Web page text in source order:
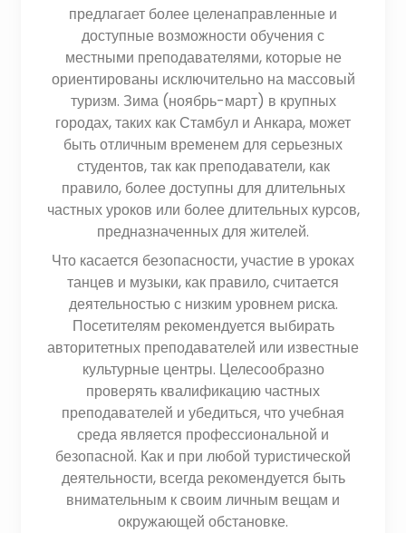
предлагает более целенаправленные и
доступные возможности обучения с
местными преподавателями, которые не
ориентированы исключительно на массовый
туризм. Зима (ноябрь-март) в крупных
городах, таких как Стамбул и Анкара, может
быть отличным временем для серьезных
студентов, так как преподаватели, как
правило, более доступны для длительных
частных уроков или более длительных курсов,
предназначенных для жителей.
Что касается безопасности, участие в уроках
танцев и музыки, как правило, считается
деятельностью с низким уровнем риска.
Посетителям рекомендуется выбирать
авторитетных преподавателей или известные
культурные центры. Целесообразно
проверять квалификацию частных
преподавателей и убедиться, что учебная
среда является профессиональной и
безопасной. Как и при любой туристической
деятельности, всегда рекомендуется быть
внимательным к своим личным вещам и
окружающей обстановке.